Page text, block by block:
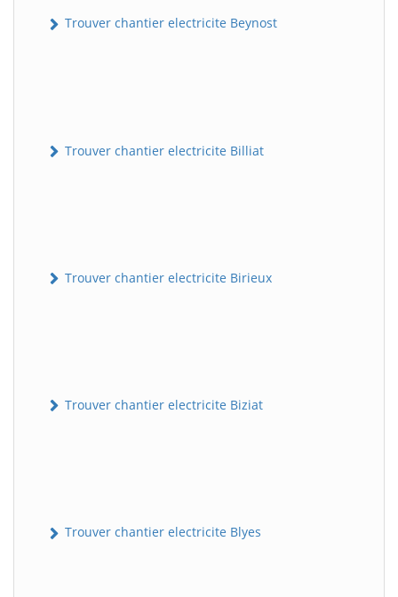
Trouver chantier electricite Beynost
Trouver chantier electricite Billiat
Trouver chantier electricite Birieux
Trouver chantier electricite Biziat
Trouver chantier electricite Blyes